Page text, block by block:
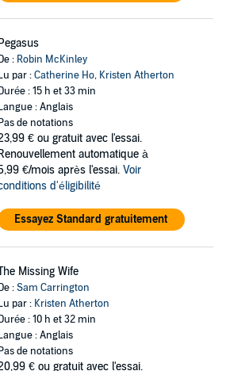
Pegasus
De : Robin McKinley
Lu par :Catherine Ho, Kristen Atherton
Durée : 15 h et 33 min
Langue : Anglais
Pas de notations
€ ou gratuit avec l'essai.
Renouvellement automatique à
€/mois après l'essai. Voir
d'éligibilité
Essayez Standard gratuitement
Missing Wife
De :Sam Carrington
Lu par : Kristen Atherton
Durée : 10 h et 32 min
Langue : Anglais
Pas de notations
€ ou gratuit avec l'essai.